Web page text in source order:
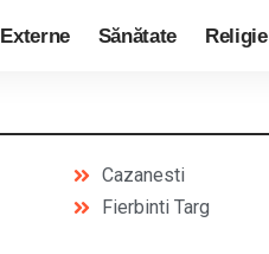
Externe Sănătate Religie
Cazanesti
Fierbinti Targ